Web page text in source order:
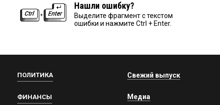
Нашли ошибку?
Выделите фрагмент с текстом
ошибки и нажмите Ctrl + Enter.
ПОЛИТИКА
ФИНАНСЫ
Свежий выпуск
Медиа